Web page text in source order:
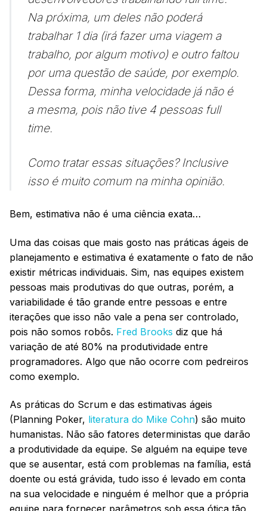
Na próxima, um deles não poderá
trabalhar 1 dia (irá fazer uma viagem a
trabalho, por algum motivo) e outro faltou
por uma questão de saúde, por exemplo.
Dessa forma, minha velocidade já não é
a mesma, pois não tive 4 pessoas full
time.
Como tratar essas situações? Inclusive
isso é muito comum na minha opinião.
Bem, estimativa não é uma ciência exata…
Uma das coisas que mais gosto nas práticas ágeis de
planejamento e estimativa é exatamente o fato de não
existir métricas individuais. Sim, nas equipes existem
pessoas mais produtivas do que outras, porém, a
variabilidade é tão grande entre pessoas e entre
iterações que isso não vale a pena ser controlado,
pois não somos robôs. Fred Brooks diz que há
variação de até 80% na produtividade entre
programadores. Algo que não ocorre com pedreiros
como exemplo.
As práticas do Scrum e das estimativas ágeis
(Planning Poker, literatura do Mike Cohn) são muito
humanistas. Não são fatores deterministas que darão
a produtividade da equipe. Se alguém na equipe teve
que se ausentar, está com problemas na família, está
doente ou está grávida, tudo isso é levado em conta
na sua velocidade e ninguém é melhor que a própria